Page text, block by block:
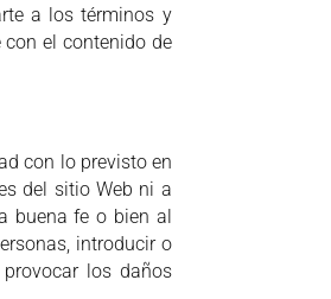
a los términos y
el contenido de
con lo previsto en
del sitio Web ni a
buena fe o bien al
introducir o
los daños